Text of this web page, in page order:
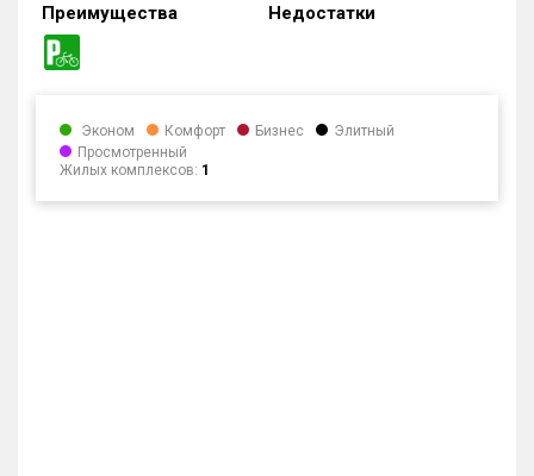
Преимущества
Недостатки
Эконом Комфорт Бизнес
Элитный
Просмотренный
Жилых комплексов: 1